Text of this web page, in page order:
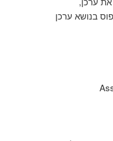
בנושא ערכן